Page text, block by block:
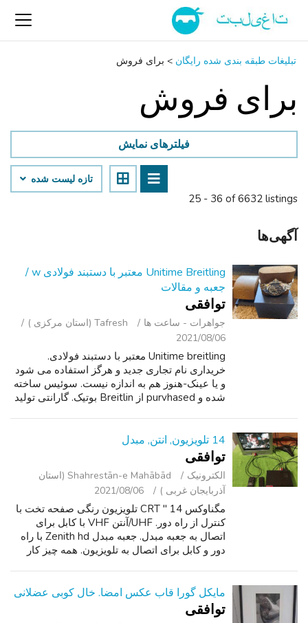
تبلیغات طبقه بندی شده رایگان > برای فروش
برای فروش
25 - 36 of 6632 listings
فیلترهای نمایش
تازه لیست شده
آگهی‌ها
Unitime Breitling معتبر با دستبند فولادی w /
جعبه و مقالات
توافقی
جواهرات - ساعت ‌ها
Tafresh (استان مرکزی )
2021/08/06
Unitime breitling معتبر با دستبند فولادی.
خریداری نام تجاری جدید و هرگز استفاده می شود
و یا عینک-هنوز هم به اندازه نیست. سوئیس ساخته
شده و purvhased از Breitlin بوتیک. گارانتی تولید
14 تلویزیون, انتن, مبدل
توافقی
الکترونیک
Shahrestān-e Mahābād (استان
آذربایجان غربی )
2021/08/06
مگناوکس 14 " CRT تلویزیون رنگی صفحه تخت با
کنترل از راه دور. UHF/آنتن VHF با کابل برای
اتصال به جعبه مبدل. جعبه مبدل Zenith hd با راه
دور و کابل برای اتصال به تلویزیون. همه چیز کار
مایکل گورا قاب عکس امضا. خال کوبی عضلانی
توافقی